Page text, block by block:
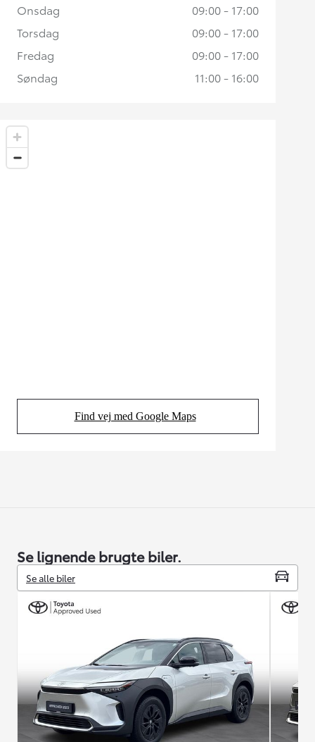
Find vej med Google Maps
(Opens in new tab)
Onsdag
09:00 - 17:00
Torsdag
09:00 - 17:00
Fredag
09:00 - 17:00
Søndag
11:00 - 16:00
Se lignende brugte biler.
Se alle biler